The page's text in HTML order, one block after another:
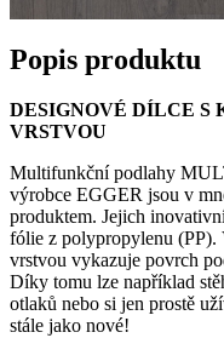
Popis produktu
DESIGNOVÉ DÍLCE S
VRSTVOU
Multifunkční podlahy
výrobce EGGER jsou v
produktem. Jejich
fólie z polypropylenu (PP).
vrstvou vykazuje povrch
Díky tomu lze například
otlaků nebo si jen prostě
stále jako nové!